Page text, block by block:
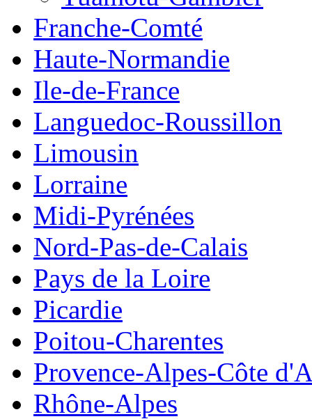
Franche-Comté
Haute-Normandie
Ile-de-France
Languedoc-Roussillon
Limousin
Lorraine
Midi-Pyrénées
Nord-Pas-de-Calais
Pays de la Loire
Picardie
Poitou-Charentes
Provence-Alpes-Côte
Rhône-Alpes